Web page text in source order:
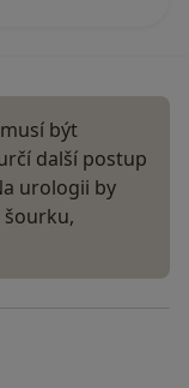
být
další postup
urologii by
šourku,